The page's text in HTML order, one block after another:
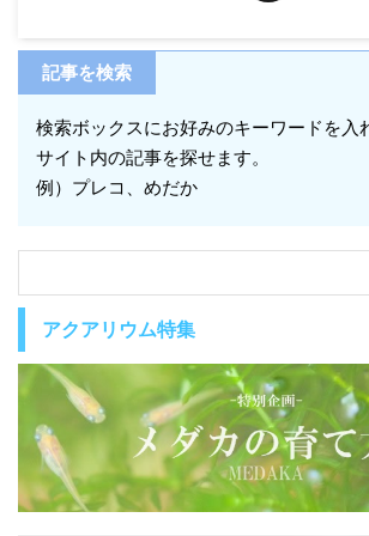
記事を検索
検索ボックスにお好みのキーワードを入
サイト内の記事を探せます。
例）プレコ、めだか
アクアリウム特集